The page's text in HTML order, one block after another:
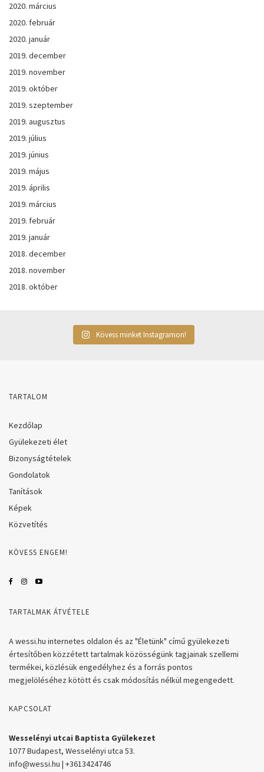
2020. március
2020. február
2020. január
2019. december
2019. november
2019. október
2019. szeptember
2019. augusztus
2019. július
2019. június
2019. május
2019. április
2019. március
2019. február
2019. január
2018. december
2018. november
2018. október
Kövess minket Instagramon!
TARTALOM
Kezdőlap
Gyülekezeti élet
Bizonyságtételek
Gondolatok
Tanítások
Képek
Közvetítés
KÖVESS ENGEM!
TARTALMAK ÁTVÉTELE
A wessi.hu internetes oldalon és az "Életünk" című gyülekezeti
értesítőben közzétett tartalmak közösségünk tagjainak szellemi
termékei, közlésük engedélyhez és a forrás pontos
megjelöléséhez kötött és csak módosítás nélkül megengedett.
KAPCSOLAT
Wesselényi utcai Baptista Gyülekezet
1077 Budapest, Wesselényi utca 53.
info@wessi.hu | +3613424746